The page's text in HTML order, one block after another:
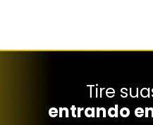
Tire
entrando